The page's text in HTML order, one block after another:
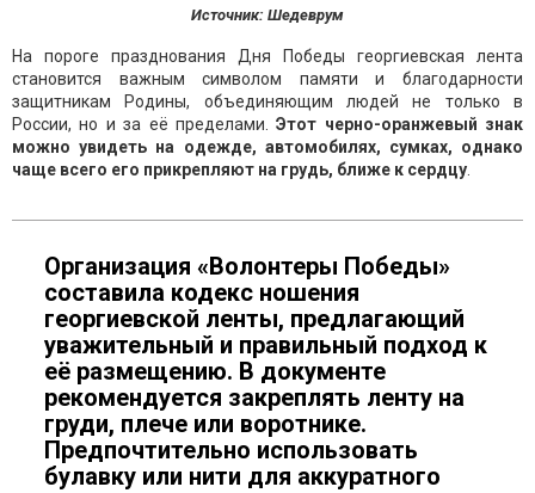
Источник: Шедеврум
На пороге празднования Дня Победы георгиевская лента
становится важным символом памяти и благодарности
защитникам Родины, объединяющим людей не только в
России, но и за её пределами.
Этот черно-оранжевый знак
можно увидеть на одежде, автомобилях, сумках, однако
чаще всего его прикрепляют на грудь, ближе к сердцу
Организация «Волонтеры Победы»
составила кодекс ношения
георгиевской ленты, предлагающий
уважительный и правильный подход к
её размещению. В документе
рекомендуется закреплять ленту на
груди, плече или воротнике.
Предпочтительно использовать
булавку или нити для аккуратного